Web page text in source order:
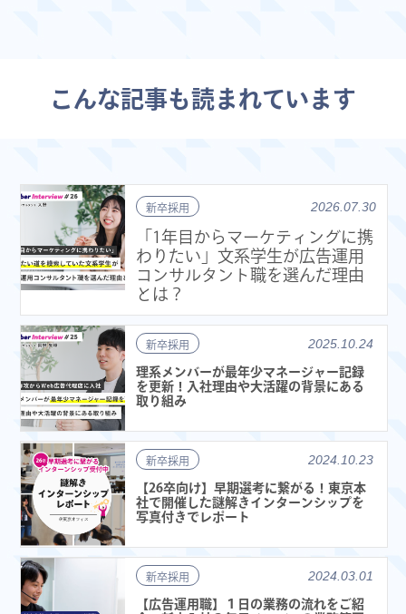
こんな記事も読まれています
新卒採用 2026.07.30
「1年目からマーケティングに携
わりたい」文系学生が広告運用
コンサルタント職を選んだ理由
とは？
新卒採用 2025.10.24
理系メンバーが最年少マネージャー記録
を更新！入社理由や大活躍の背景にある
取り組み
新卒採用 2024.10.23
【26卒向け】早期選考に繋がる！東京本
社で開催した謎解きインターンシップを
写真付きでレポート
新卒採用 2024.03.01
【広告運用職】１日の業務の流れをご紹